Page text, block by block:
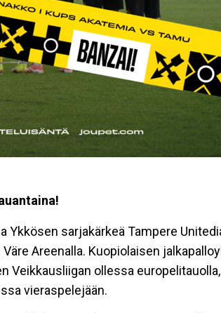
Ykkösen sarjakärkeä Tampere
Areenalla. Kuopiolaisen
Veikkausliigan ollessa
vieraspelejään.